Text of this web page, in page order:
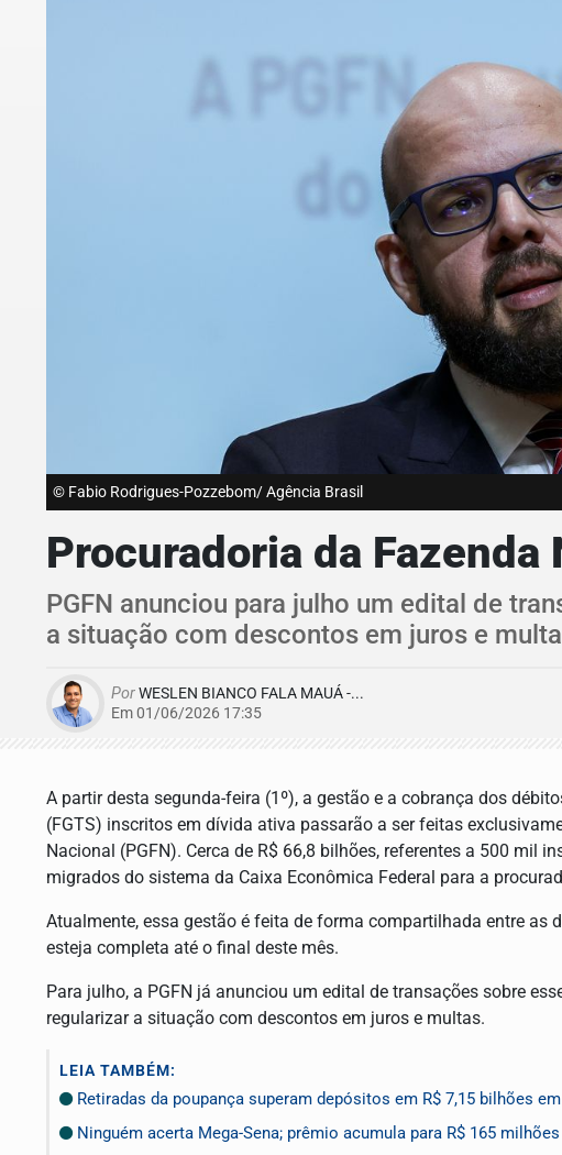
© Fabio Rodrigues-Pozzebom/ Agência Brasil
Procuradoria da
PGFN anunciou para julho um edital de
a situação com descontos em juros e
PorWESLEN BIANCO FALA MAUÁ -...
Em 01/06/2026 17:35
A partir desta segunda-feira (1º), a gestão e a cobrança dos
(FGTS) inscritos em dívida ativa passarão a ser feitas
Nacional (PGFN). Cerca de R$ 66,8 bilhões, referentes a 500 mil
migrados do sistema da Caixa Econômica Federal para a
Atualmente, essa gestão é feita de forma compartilhada entre as
esteja completa até o final deste mês.
Para julho, a PGFN já anunciou um edital de transações sobre
regularizar a situação com descontos em juros e multas.
LEIA TAMBÉM:
Retiradas da poupança superam depósitos em R$ 7,15 bilhões
Ninguém acerta Mega-Sena; prêmio acumula para R$ 165 milhões